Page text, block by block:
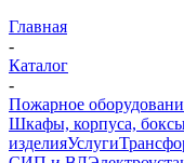
Главная
-
Каталог
-
Пожарное
Шкафы, корпуса,
изделияУслуги